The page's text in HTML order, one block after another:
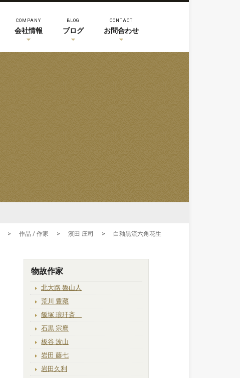
COMPANY
会社情報
BLOG
ブログ
CONTACT
お問合わせ
> 作品 / 作家 > 濱田 庄司 > 白釉黒流六角花生
物故作家
北大路 魯山人
荒川 豊藏
飯塚 琅玕斎
石黒 宗麿
板谷 波山
岩田 藤七
岩田久利